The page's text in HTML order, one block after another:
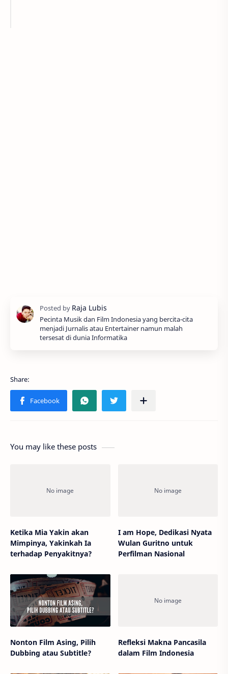
Pecinta Musik dan Film Indonesia yang bercita-cita
menjadi Jurnalis atau Entertainer namun malah
tersesat di dunia Informatika
You may like these posts
Ketika Mia Yakin akan
Mimpinya, Yakinkah Ia
terhadap Penyakitnya?
I am Hope, Dedikasi Nyata
Wulan Guritno untuk
Perfilman Nasional
Nonton Film Asing, Pilih
Dubbing atau Subtitle?
Refleksi Makna Pancasila
dalam Film Indonesia